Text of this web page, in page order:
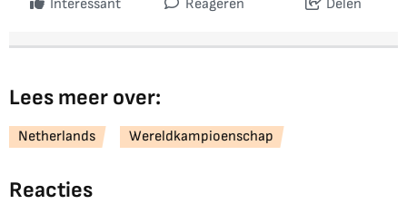
Interessant Reageren Delen
Lees meer over:
Netherlands Wereldkampioenschap
Reacties